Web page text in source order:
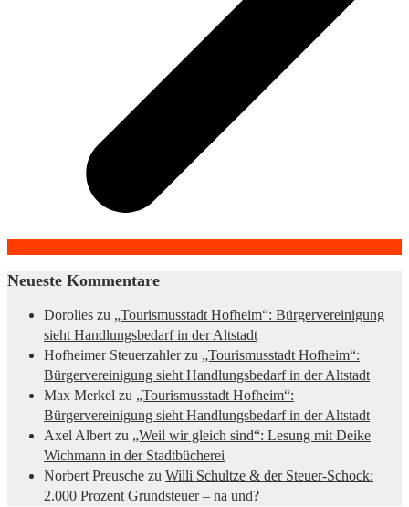
Neueste Kommentare
Dorolies zu „Tourismusstadt Hofheim“: Bürgervereinigung
sieht Handlungsbedarf in der Altstadt
Hofheimer Steuerzahlerzu „Tourismusstadt Hofheim“:
Bürgervereinigung sieht Handlungsbedarf in der Altstadt
Max Merkel zu „Tourismusstadt Hofheim“:
Bürgervereinigung sieht Handlungsbedarf in der Altstadt
Axel Albert zu „Weil wir gleich sind“: Lesung mit Deike
Wichmann in der Stadtbücherei
Norbert Preusche zu Willi Schultze & der Steuer-Schock:
2.000 Prozent Grundsteuer – na und?